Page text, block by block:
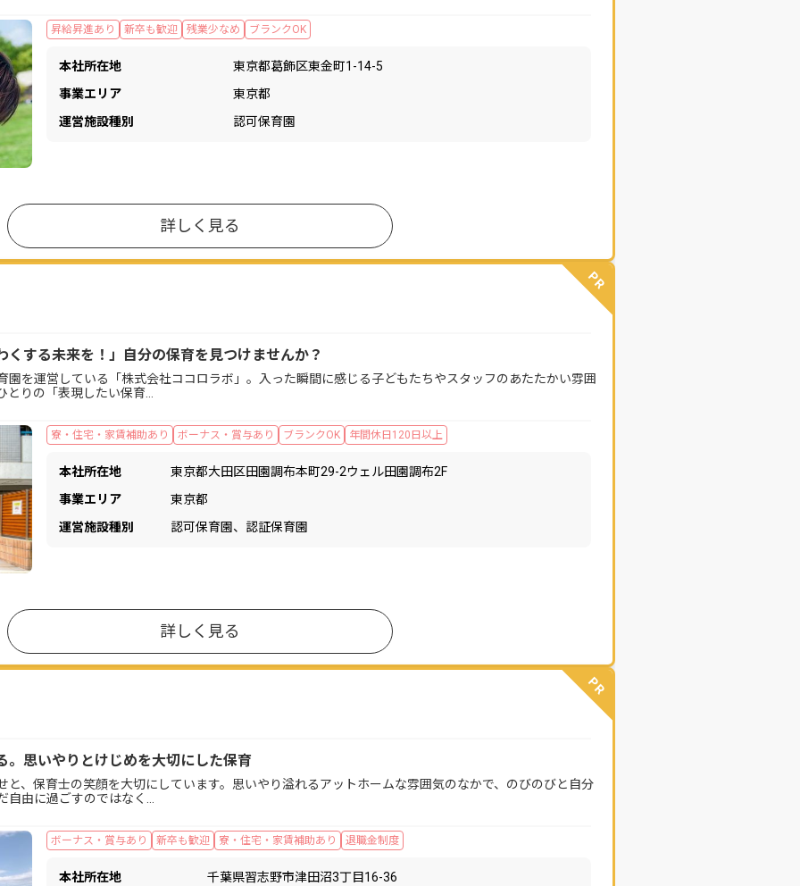
昇給昇進あり 新卒も歓迎 残業少なめ ブランクOK
本社所在地
東京都葛飾区東金町1-14-5
事業エリア
東京都
運営施設種別
認可保育園
詳しく見る
PR
くする未来を！」自分の保育を見つけませんか？
寮・住宅・家賃補助あり ボーナス・賞与あり ブランクOK 年間休日120日以上
園を運営している「株式会社ココロラボ」。入った瞬間に感じる子どもたちやスタッフのあたたかい雰囲
りの「表現したい保育…
本社所在地
東京都大田区田園調布本町29-2ウェル田園調布2F
事業エリア
東京都
運営施設種別
認可保育園、認証保育園
詳しく見る
PR
。思いやりとけじめを大切にした保育
ボーナス・賞与あり 新卒も歓迎 寮・住宅・家賃補助あり 退職金制度
と、保育士の笑顔を大切にしています。思いやり溢れるアットホームな雰囲気のなかで、のびのびと自分
由に過ごすのではなく…
本社所在地
千葉県習志野市津田沼3丁目16-36